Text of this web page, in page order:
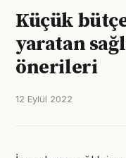
Küçük
yaratan
önerileri
12 Eylül 2022